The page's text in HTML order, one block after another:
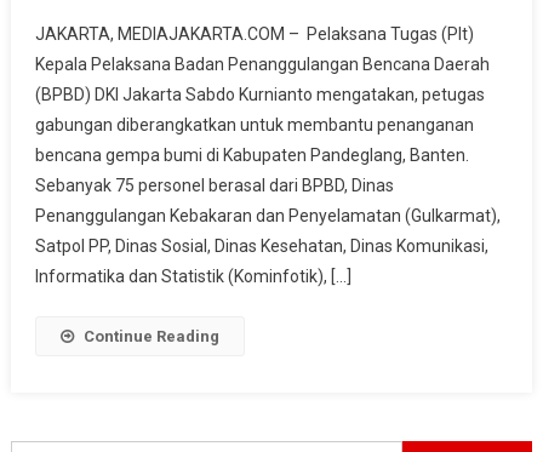
DKI
Salurkan
Bantuan
Untuk
Korban
Gempa
Di
Pandeglang
JAKARTA, MEDIAJAKARTA.COM – Pelaksana Tugas (Plt)
Kepala Pelaksana Badan Penanggulangan Bencana Daerah
(BPBD) DKI Jakarta Sabdo Kurnianto mengatakan, petugas
gabungan diberangkatkan untuk membantu penanganan
bencana gempa bumi di Kabupaten Pandeglang, Banten.
Sebanyak 75 personel berasal dari BPBD, Dinas
Penanggulangan Kebakaran dan Penyelamatan (Gulkarmat),
Satpol PP, Dinas Sosial, Dinas Kesehatan, Dinas Komunikasi,
Informatika dan Statistik (Kominfotik), […]
Continue Reading